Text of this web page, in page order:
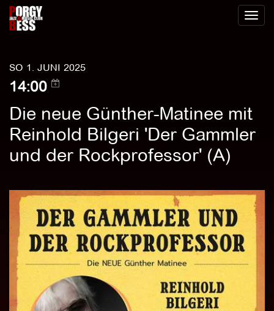
Toggle
SO 1. JUNI 2025
14:00
Die neue Günther-Matinee mit
Reinhold Bilgeri 'Der Gammler
und der Rockprofessor' (A)